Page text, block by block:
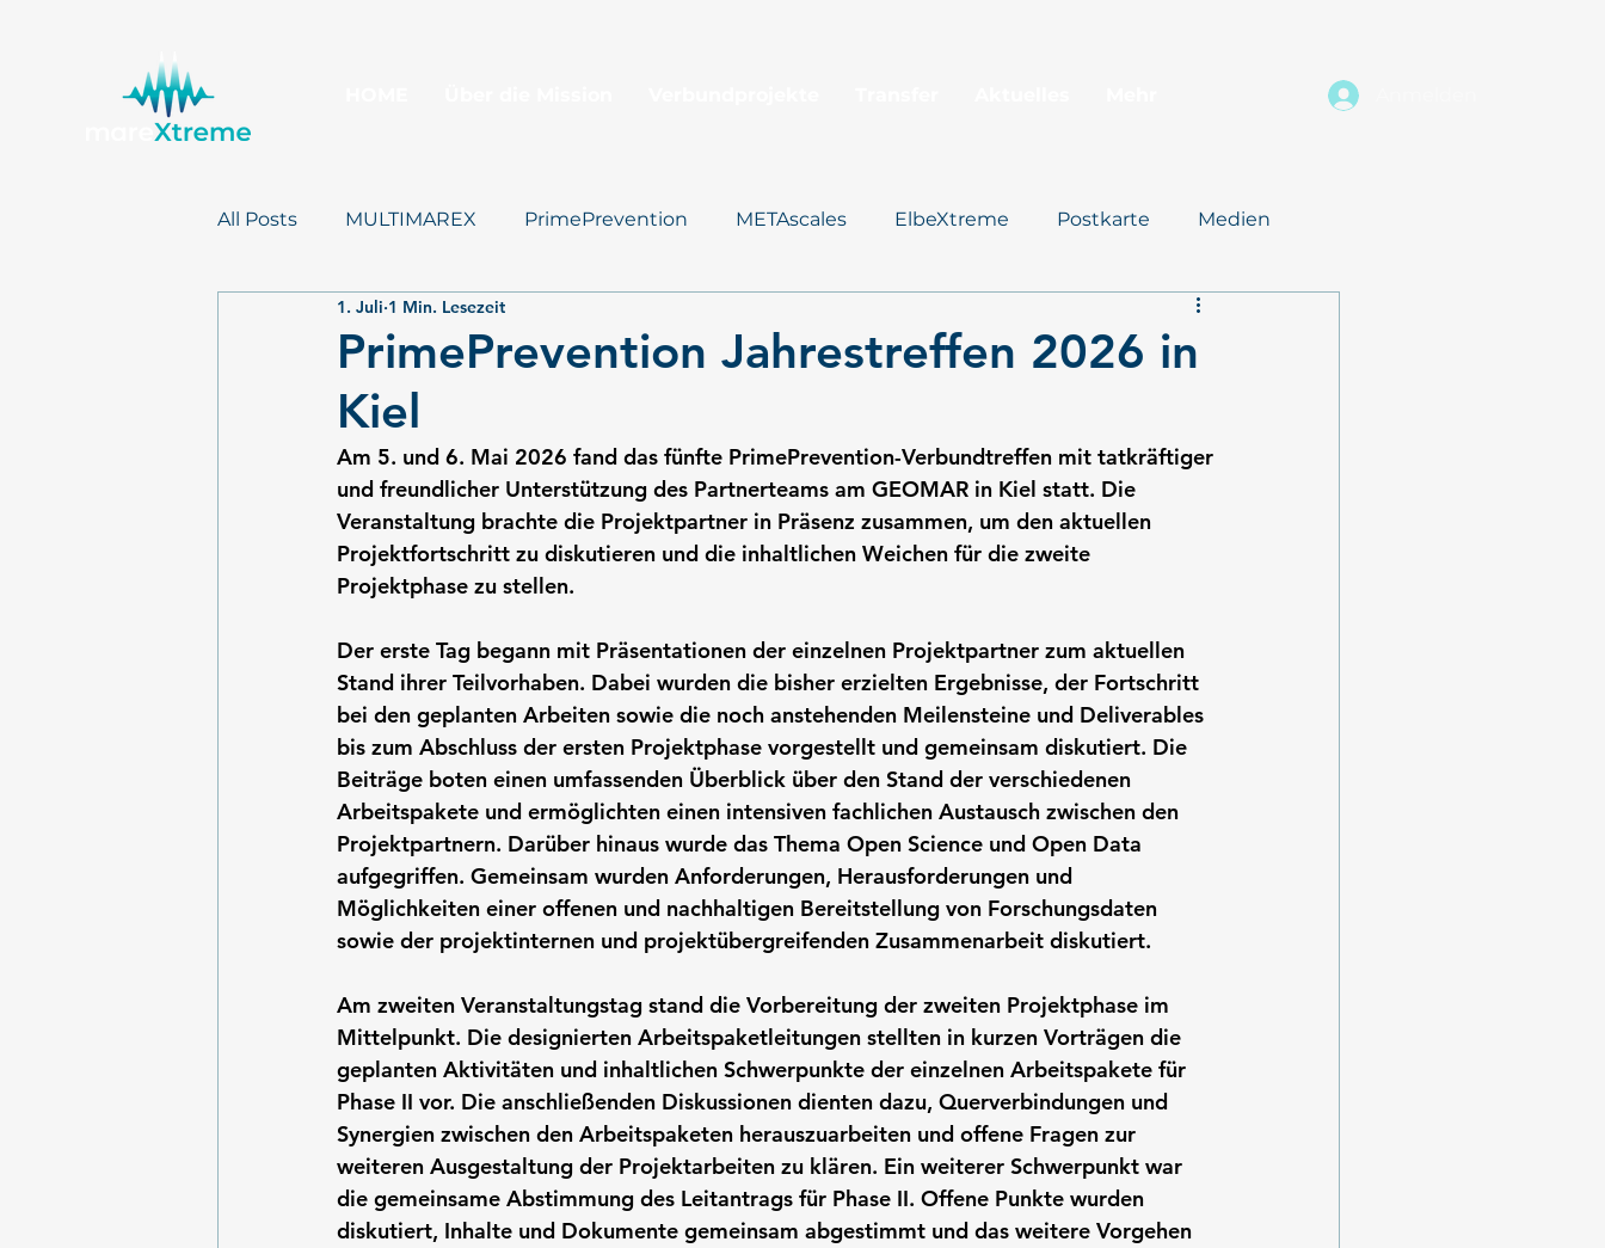
All Posts MULTIMAREX PrimePrevention METAscales ElbeXtreme Postkarte Medien
mareXtreme
PrimePrevention Jahrestreffen 2026 in
Kiel
1. Juli 1 Min. Lesezeit
Am 5. und 6. Mai 2026 fand das fünfte PrimePrevention-Verbundtreffen mit tatkräftiger
und freundlicher Unterstützung des Partnerteams am GEOMAR in Kiel statt. Die
Veranstaltung brachte die Projektpartner in Präsenz zusammen, um den aktuellen
Projektfortschritt zu diskutieren und die inhaltlichen Weichen für die zweite
Projektphase zu stellen.
Der erste Tag begann mit Präsentationen der einzelnen Projektpartner zum aktuellen
Stand ihrer Teilvorhaben. Dabei wurden die bisher erzielten Ergebnisse, der Fortschritt
bei den geplanten Arbeiten sowie die noch anstehenden Meilensteine und Deliverables
bis zum Abschluss der ersten Projektphase vorgestellt und gemeinsam diskutiert. Die
Beiträge boten einen umfassenden Überblick über den Stand der verschiedenen
Arbeitspakete und ermöglichten einen intensiven fachlichen Austausch zwischen den
Projektpartnern. Darüber hinaus wurde das Thema Open Science und Open Data
aufgegriffen. Gemeinsam wurden Anforderungen, Herausforderungen und
Möglichkeiten einer offenen und nachhaltigen Bereitstellung von Forschungsdaten
sowie der projektinternen und projektübergreifenden Zusammenarbeit diskutiert.
Am zweiten Veranstaltungstag stand die Vorbereitung der zweiten Projektphase im
Mittelpunkt. Die designierten Arbeitspaketleitungen stellten in kurzen Vorträgen die
geplanten Aktivitäten und inhaltlichen Schwerpunkte der einzelnen Arbeitspakete für
Phase II vor. Die anschließenden Diskussionen dienten dazu, Querverbindungen und
Synergien zwischen den Arbeitspaketen herauszuarbeiten und offene Fragen zur
weiteren Ausgestaltung der Projektarbeiten zu klären. Ein weiterer Schwerpunkt war
die gemeinsame Abstimmung des Leitantrags für Phase II. Offene Punkte wurden
diskutiert, Inhalte und Dokumente gemeinsam abgestimmt und das weitere Vorgehen